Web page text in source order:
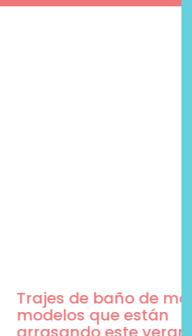
de moda, 5
están